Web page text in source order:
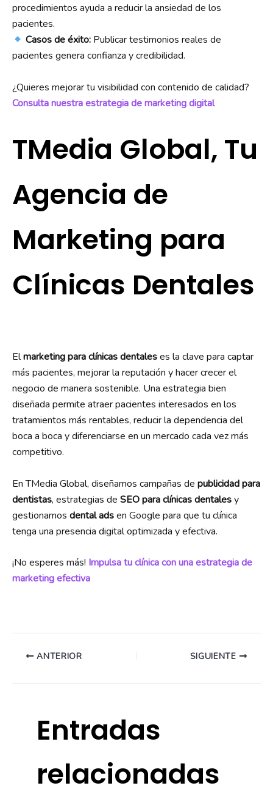
procedimientos ayuda a reducir la ansiedad de los
pacientes.
Casos de éxito: Publicar testimonios reales de
pacientes genera confianza y credibilidad.
¿Quieres mejorar tu visibilidad con contenido de calidad?
Consulta nuestra estrategia de marketing digital
TMedia Global, Tu
Agencia de
Marketing para
Clínicas Dentales
Elmarketing para clínicas dentaleses la clave para captar
más pacientes, mejorar la reputación y hacer crecer el
negocio de manera sostenible. Una estrategia bien
diseñada permite atraer pacientes interesados en los
tratamientos más rentables, reducir la dependencia del
boca a boca y diferenciarse en un mercado cada vez más
competitivo.
En TMedia Global, diseñamos campañas de publicidad para
dentistas, estrategias de SEO para clínicas dentalesy
gestionamos dental adsen Google para que tu clínica
tenga una presencia digital optimizada y efectiva.
¡No esperes más! Impulsa tu clínica con una estrategia de
marketing efectiva
ANTERIOR SIGUIENTE
Entradas
relacionadas